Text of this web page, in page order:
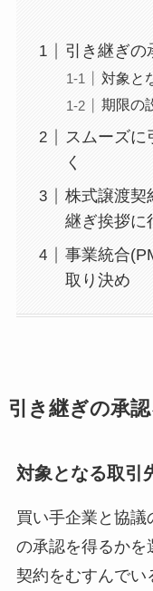
引き継ぎの
対象と
期限の
スムーズに
く
株式譲渡契
継ぎ挨拶に
事業統合
取り決め
引き継ぎの承
対象となる取引
買い手企業と協議
の承認を得るかを
契約をむすんでい